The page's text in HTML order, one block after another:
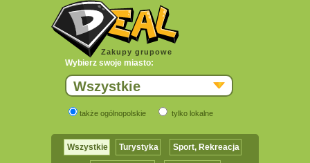
Zakupy grupowe
Wybierz swoje miasto:
Wszystkie
także ogólnopolskie tylko lokalne
Wszystkie Turystyka Sport, Rekreacja